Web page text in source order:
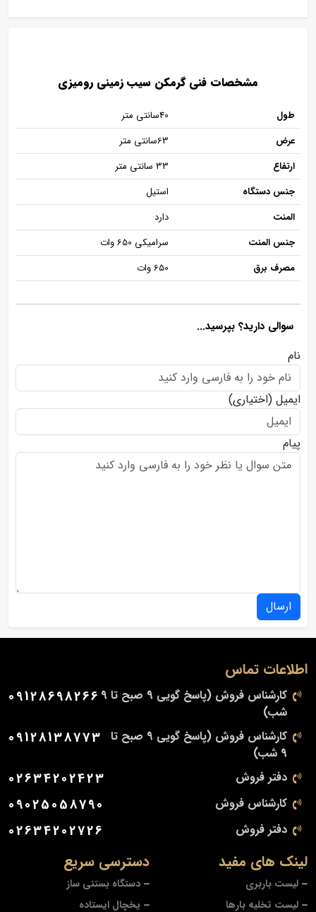
مشخصات فنی گرمکن سیب زمینی رومیزی
طول
40سانتی متر
عرض
63سانتی متر
ارتفاع
33 سانتی متر
جنس دستگاه
استیل
المنت
دارد
جنس المنت
سرامیکی 650 وات
مصرف برق
650 وات
سوالی دارید؟ بپرسید...
نام
ایمیل (اختیاری)
پیام
ارسال
دسترسی سریع
دستگاه بستنی ساز
یخچال ایستاده
لینک های مفید
لیست باربری
لیست تخلیه بارها
اطلاعات تماس
کارشناس فروش (پاسخ گویی 9 صبح تا 9
شب)
09128698266
کارشناس فروش (پاسخ گویی 9 صبح تا
9 شب)
09128138773
دفتر فروش 02634202423
کارشناس فروش 09025058790
دفتر فروش 02634202726